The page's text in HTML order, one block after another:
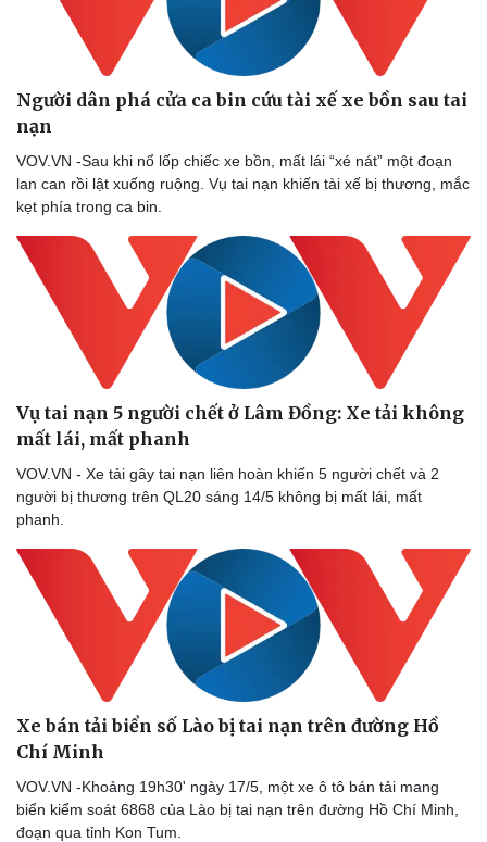
Người dân phá cửa ca bin cứu tài xế xe bồn sau tai
nạn
VOV.VN -Sau khi nổ lốp chiếc xe bồn, mất lái “xé nát” một đoạn
lan can rồi lật xuống ruộng. Vụ tai nạn khiến tài xế bị thương, mắc
kẹt phía trong ca bin.
Vụ tai nạn 5 người chết ở Lâm Đồng: Xe tải không
mất lái, mất phanh
VOV.VN - Xe tải gây tai nạn liên hoàn khiến 5 người chết và 2
người bị thương trên QL20 sáng 14/5 không bị mất lái, mất
phanh.
Xe bán tải biển số Lào bị tai nạn trên đường Hồ
Chí Minh
VOV.VN -Khoảng 19h30' ngày 17/5, một xe ô tô bán tải mang
biển kiểm soát 6868 của Lào bị tai nạn trên đường Hồ Chí Minh,
đoạn qua tỉnh Kon Tum.